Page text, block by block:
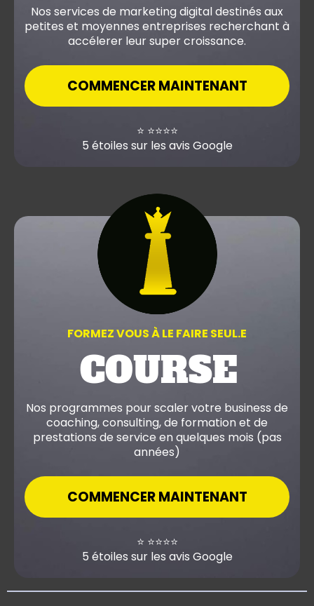
Nos services de marketing digital destinés aux
petites et moyennes entreprises recherchant à
accélerer leur super croissance.
COMMENCER MAINTENANT
⭐️ ⭐️⭐️⭐️⭐️
5 étoiles sur les avis Google
FORMEZ VOUS À LE FAIRE SEUL.E
COURSE
Nos programmes pour scaler votre business de
coaching, consulting, de formation et de
prestations de service en quelques mois (pas
années)
COMMENCER MAINTENANT
⭐️ ⭐️⭐️⭐️⭐️
5 étoiles sur les avis Google